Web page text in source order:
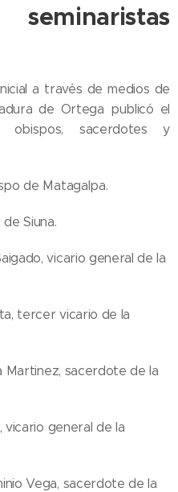
a través de medios de
de Ortega publicó el
sacerdotes y
de Matagalpa.
Siuna.
vicario general de la
tercer vicario de la
Martinez, sacerdote de la
vicario general de la
Vega, sacerdote de la